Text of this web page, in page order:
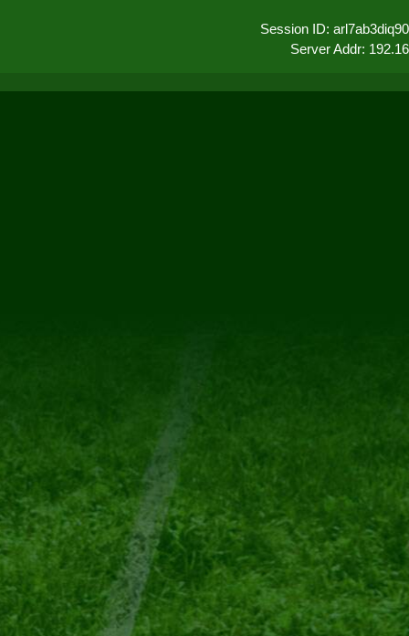
Session ID:
Server Addr: